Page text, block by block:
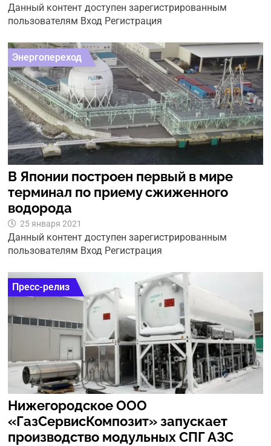
Данный контент доступен зарегистрированным
пользователям Вход Регистрация
Энергопереход
В Японии построен первый в мире
терминал по приему сжиженного
водорода
25 января 2021
Данный контент доступен зарегистрированным
пользователям Вход Регистрация
Пресс-релиз
Нижегородское ООО
«ГазСервисКомпозит» запуcкает
производство модульных СПГ АЗС